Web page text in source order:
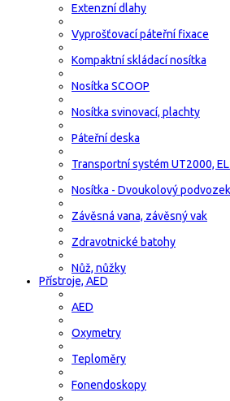
Extenzní dlahy
Vyprošťovací páteřní fixace
Kompaktní skládací nosítka
Nosítka SCOOP
Nosítka svinovací, plachty
Páteřní deska
Transportní systém UT2000,
Nosítka - Dvoukolový podvozek
Závěsná vana, závěsný vak
Zdravotnické batohy
Nůž, nůžky
Přístroje, AED
AED
Oxymetry
Teploměry
Fonendoskopy